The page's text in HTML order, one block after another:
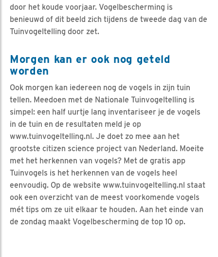
door het koude voorjaar. Vogelbescherming is
benieuwd of dit beeld zich tijdens de tweede dag van de
Tuinvogeltelling door zet.
Morgen kan er ook nog geteld
worden
Ook morgen kan iedereen nog de vogels in zijn tuin
tellen. Meedoen met de Nationale Tuinvogeltelling is
simpel: een half uurtje lang inventariseer je de vogels
in de tuin en de resultaten meld je op
www.tuinvogeltelling.nl. Je doet zo mee aan het
grootste citizen science project van Nederland. Moeite
met het herkennen van vogels? Met de gratis app
Tuinvogels is het herkennen van de vogels heel
eenvoudig. Op de website www.tuinvogeltelling.nl staat
ook een overzicht van de meest voorkomende vogels
mét tips om ze uit elkaar te houden. Aan het einde van
de zondag maakt Vogelbescherming de top 10 op.